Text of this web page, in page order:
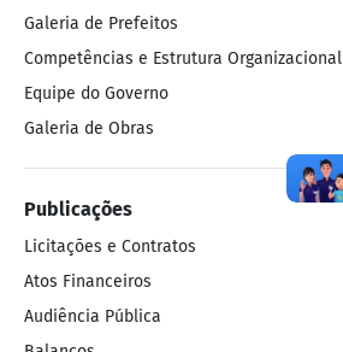
Galeria de Prefeitos
Competências e Estrutura Organizacional
Equipe do Governo
Galeria de Obras
Publicações
Licitações e Contratos
Atos Financeiros
Audiência Pública
História do Município
Hino, Bandeira e Brasão
Geografia
Economia
Publicações
Licitações e Contratos
Atos Financeiros
Audiência Pública
Balanços